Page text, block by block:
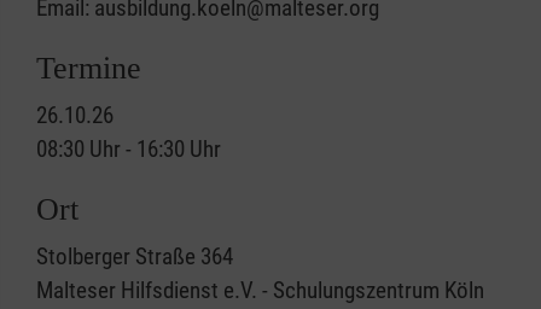
Email: ausbildung.koeln@malteser.org
Termine
26.10.26
08:30 Uhr - 16:30 Uhr
Ort
Stolberger Straße 364
Malteser Hilfsdienst e.V. - Schulungszentrum Köln